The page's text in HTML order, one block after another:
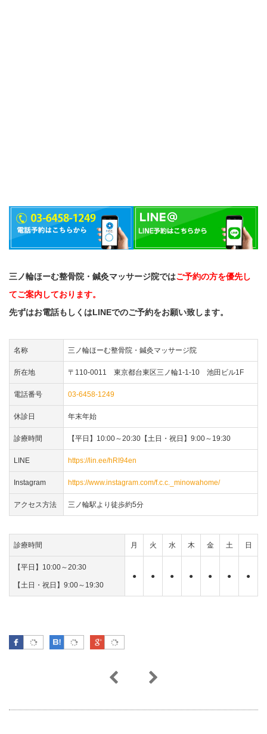
三ノ輪ほーむ整骨院・鍼灸マッサージ院ではご予約の方を優先し
てご案内しております。
先ずはお電話もしくはLINEでのご予約をお願い致します。
名称 三ノ輪ほーむ整骨院・鍼灸マッサージ院
所在地 〒110-0011 東京都台東区三ノ輪1-1-10 池田ビル1F
電話番号 03-6458-1249
休診日 年末年始
診療時間 【平日】10:00～20:30【土日・祝日】9:00～19:30
LINE https://lin.ee/hRI94en
Instagram https://www.instagram.com/f.c.c._minowahome/
アクセス方法 三ノ輪駅より徒歩約5分
診療時間 月 火 水 木 金 土 日
【平日】10:00～20:30
【土日・祝日】9:00～19:30
● ● ● ● ● ● ●
Facebook はてなブックマーク
Google Plus